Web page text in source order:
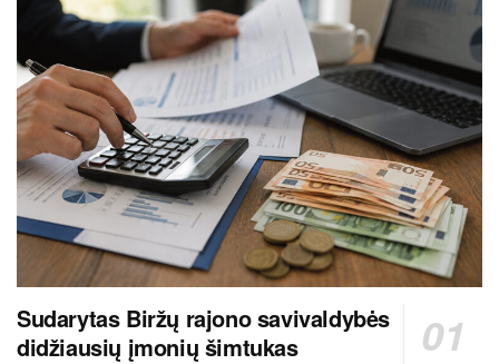
Sudarytas Biržų rajono savivaldybės
didžiausių įmonių šimtukas